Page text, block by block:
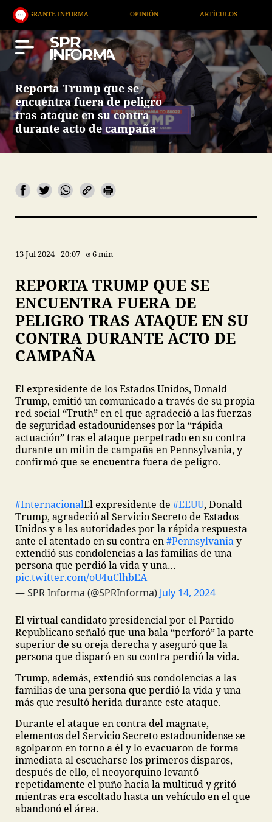
INFORMA ARTÍCULOS
Reporta Trump que se
encuentra fuera de peligro
tras ataque en su contra
durante acto de campaña
13 Jul 2024 20:07 6 min
REPORTA TRUMP QUE SE
ENCUENTRA FUERA DE
PELIGRO TRAS ATAQUE EN SU
CONTRA DURANTE ACTO DE
CAMPAÑA
El expresidente de los Estados Unidos, Donald
Trump, emitió un comunicado a través de su propia
red social “Truth” en el que agradeció a las fuerzas
de seguridad estadounidenses por la “rápida
actuación” tras el ataque perpetrado en su contra
durante un mitin de campaña en Pennsylvania, y
confirmó que se encuentra fuera de peligro.
#InternacionalEl expresidente de #EEUU, Donald
Trump, agradeció al Servicio Secreto de Estados
Unidos y a las autoridades por la rápida respuesta
ante el atentado en su contra en#Pennsylvaniay
extendió sus condolencias a las familias de una
persona que perdió la vida y una…
pic.twitter.com/oU4uClhbEA
— SPR Informa (@SPRInforma) July 14, 2024
El virtual candidato presidencial por el Partido
Republicano señaló que una bala “perforó” la parte
superior de su oreja derecha y aseguró que la
persona que disparó en su contra perdió la vida.
Trump, además, extendió sus condolencias a las
familias de una persona que perdió la vida y una
más que resultó herida durante este ataque.
Durante el ataque en contra del magnate,
elementos del Servicio Secreto estadounidense se
agolparon en torno a él y lo evacuaron de forma
inmediata al escucharse los primeros disparos,
después de ello, el neoyorquino levantó
repetidamente el puño hacia la multitud y gritó
mientras era escoltado hasta un vehículo en el que
abandonó el área.